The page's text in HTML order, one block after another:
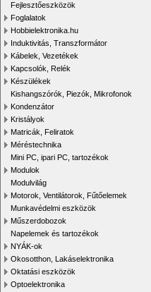
Fejlesztőeszközök
Foglalatok
Hobbielektronika.hu
Induktivitás, Transzformátor
Kábelek, Vezetékek
Kapcsolók, Relék
Készülékek
Kishangszórók, Piezók, Mikrofonok
Kondenzátor
Kristályok
Matricák, Feliratok
Méréstechnika
Mini PC, ipari PC, tartozékok
Modulok
Modulvilág
Motorok, Ventilátorok, Fűtőelemek
Munkavédelmi eszközök
Műszerdobozok
Napelemek és tartozékok
NYÁK-ok
Okosotthon, Lakáselektronika
Oktatási eszközök
Optoelektronika